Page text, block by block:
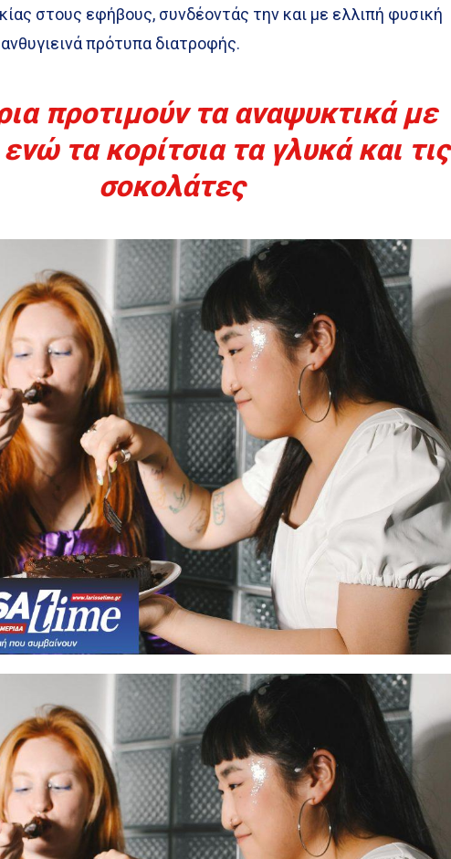
στους εφήβους, συνδέοντάς την και με ελλιπή φυσική
πρότυπα διατροφής.
προτιμούν τα αναψυκτικά με
τα κορίτσια τα γλυκά και τις
σοκολάτες